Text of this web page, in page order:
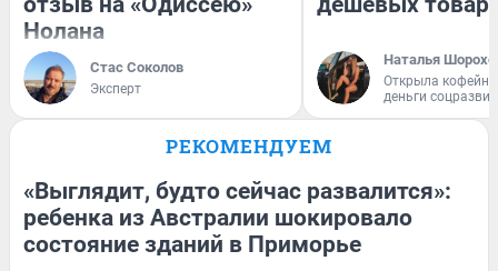
Нолана
Стас Соколов
Эксперт
Наталья
Открыла
деньги
РЕКОМЕНДУЕМ
«Выглядит, будто сейчас развалится»:
ребенка из Австралии шокировало
состояние зданий в Приморье